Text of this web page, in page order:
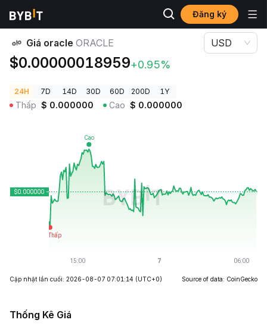
Đăng ký
Giá Tiền Điện Tử
Giá oracle ORACLE
$0.00000018959+0.95%
USD
24H 7D 14D 30D 60D 200D 1Y
Thấp $ 0.000000 Cao $ 0.000000
Cập nhật lần cuối: 2026-08-07 07:01:14 (UTC+0) Source of data: CoinGecko
Thống Kê Giá